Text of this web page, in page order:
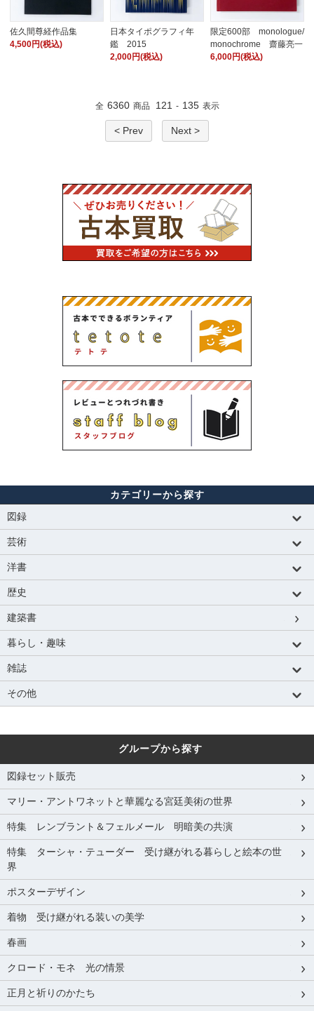
佐久間尊経作品集
4,500円(税込)
日本タイポグラフィ年
鑑 2015
2,000円(税込)
限定600部 monologue/
monochrome 齋藤亮一
6,000円(税込)
全 6360 商品 121 - 135 表示
< Prev Next >
カテゴリーから探す
図録
芸術
洋書
歴史
建築書
暮らし・趣味
雑誌
その他
グループから探す
図録セット販売
マリー・アントワネットと華麗なる宮廷美術の世界
特集 レンブラント＆フェルメール 明暗美の共演
特集 ターシャ・テューダー 受け継がれる暮らしと絵本の世
界
ポスターデザイン
着物 受け継がれる装いの美学
春画
クロード・モネ 光の情景
正月と祈りのかたち